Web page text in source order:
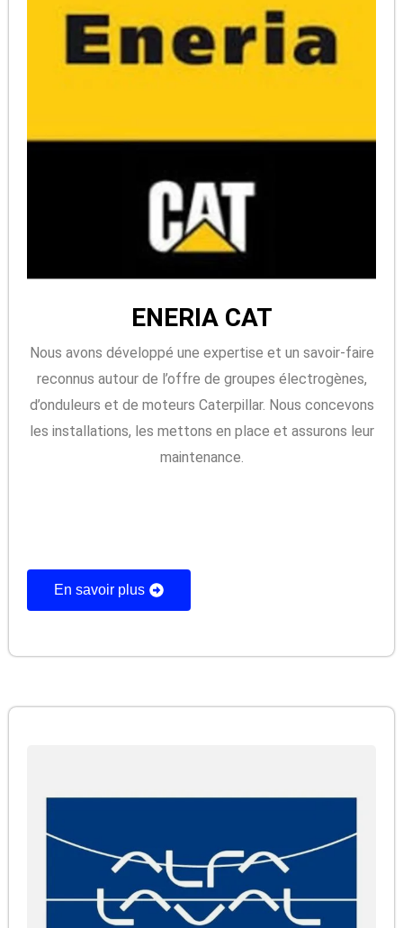
ENERIA CAT
Nous avons développé une expertise et un savoir-faire
reconnus autour de l’offre de groupes électrogènes,
d’onduleurs et de moteurs Caterpillar. Nous concevons
les installations, les mettons en place et assurons leur
maintenance.
En savoir plus